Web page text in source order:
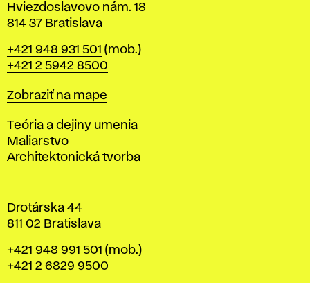
v
r
a
i
l
a
v
Hviezdoslavovo nám. 18
814 37 Bratislava
Telefón
+421 948 931 501 (mob.)
+421 2 5942 8500
Mapa
Zobraziť na mape
Katedry
Teória a dejiny umenia
Maliarstvo
Architektonická tvorba
Drotárska 44
811 02 Bratislava
Telefón
+421 948 991 501 (mob.)
+421 2 6829 9500